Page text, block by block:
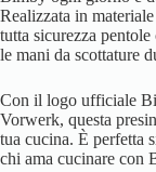
Realizzata in
tutta sicurezza
le mani da scottature
Con il logo ufficiale
Vorwerk, questa
tua cucina. È perfetta
chi ama cucinare con